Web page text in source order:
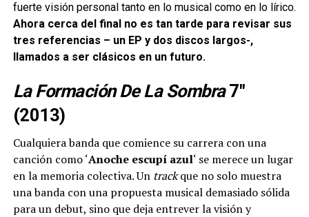
fuerte visión personal tanto en lo musical como en lo lírico.
Ahora cerca del final no es tan tarde para revisar sus
tres referencias – un EP y dos discos largos-,
llamados a ser clásicos en un futuro.
La Formación De La Sombra7″
(2013)
Cualquiera banda que comience su carrera con una
canción como ‘Anoche escupí azul‘ se merece un lugar
en la memoria colectiva. Un trackque no solo muestra
una banda con una propuesta musical demasiado sólida
para un debut, sino que deja entrever la visión y